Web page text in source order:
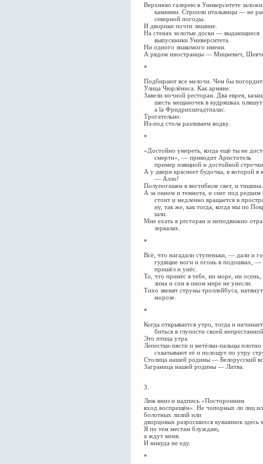
Верхнюю галерею в Университете
камнями. Строили итальянцы — не
северной погоды.
И дворики почти лишние.
На стенах золотые доски — выдающиеся
выпускники Университета.
Ни одного знакомого имени.
А рядом иностранцы — Мицкевич,
*
Подбирают все мелочи. Чем бы
Улица Чюрлёниса. Как армяне.
Завели ночной ресторан. Два еврея,
шесть мещаночек в кудряшках пляшут
а la Фридрихштадтпалас.
Трогательно.
Из-под стола разливаем водку.
*
«Достойно умереть, когда ещё ты не
смерти», — приводит Аристотель
пример изящной и достойной
А у двери краснеет будочка, в которой я
— Алло!
Полупогашен в вестибюле свет, и тишина.
А за окном и темнота, и снег под
стоит и медленно вращается в
ну, так же, как тогда, когда мы по
шли.
Мне ехать в ресторан и неподвижно
зеркалах.
*
Всё, что нагадали ступеньки, — дали и
гудящие ноги и огонь в подошвах, —
пришёл и унёс.
То, что принёс я тебе, ни море, ни
зима и сон в ином мире не унесли.
Тихо звенят струны троллейбуса,
морозе.
*
Когда открывается утро, тогда и
биться в глупости своей
Это птица утра.
Лепестки-пясти и метёлки-пальцы плотно
схватывают её и полощут по утру
Столица нашей родины — Белорусский
Заграница нашей родины — Литва.
3.
Люк вниз и надпись «Посторонним
вход воспрещён». Не чопорных ли лиц
болотных лилий или
дворцовых разросшихся кувшинок здесь
Я по тем местам блуждаю,
а ждут меня.
И никуда не еду.
*